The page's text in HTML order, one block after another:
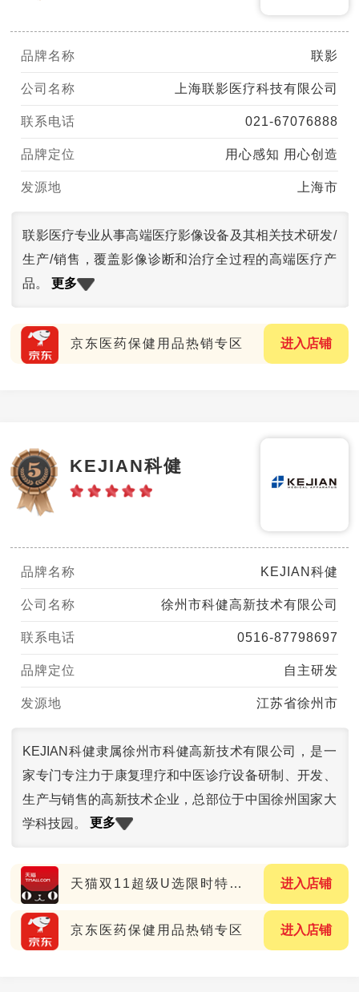
品牌名称 联影
公司名称 上海联影医疗科技有限公司
联系电话 021-67076888
品牌定位 用心感知 用心创造
发源地 上海市
联影医疗专业从事高端医疗影像设备及其相关技术研发/
生产/销售，覆盖影像诊断和治疗全过程的高端医疗产
品。更多
京东医药保健用品热销专区 进入店铺
KEJIAN科健
品牌名称 KEJIAN科健
公司名称 徐州市科健高新技术有限公司
联系电话 0516-87798697
品牌定位 自主研发
发源地 江苏省徐州市
KEJIAN科健隶属徐州市科健高新技术有限公司，是一
家专门专注力于康复理疗和中医诊疗设备研制、开发、
生产与销售的高新技术企业，总部位于中国徐州国家大
学科技园。 更多
天猫双11超级U选限时特惠专场 进入店铺
京东医药保健用品热销专区 进入店铺